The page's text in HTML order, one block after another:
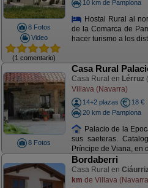
8 Fotos
Video
(1 comentario)
10 km de Pamplona
Hostal Rural al
de la Comarca de
hacer turismo a los
8 Fotos
Casa Rural
Casa Rural en Lérruz
Villava (Navarra)
14+2 plazas
18 €
20 km de Pamplona
Palacio de la
sus saeteras.
Príncipe de Viana, en
Bordaberri
Casa Rural en
km de Villava